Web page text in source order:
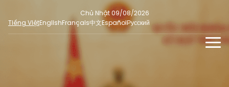
Chủ Nhật 09/08/2026
Tiếng ViệtEnglishFrançais中文EspañolРусский